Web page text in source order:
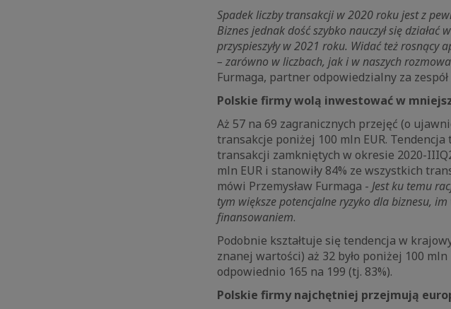
Spadek liczby transakcji w 2020 roku jest z
Biznes jednak dość szybko nauczył się
przyspieszyły w 2021 roku. Widać też rosnący
– zarówno w liczbach, jak i w naszych
Furmaga, partner odpowiedzialny za zespół
Polskie firmy wolą inwestować w
Aż 57 na 69 zagranicznych przejęć (o
transakcje poniżej 100 mln EUR.
transakcji zamkniętych w okresie 2020-
mln EUR i stanowiły 84% ze wszystkich
mówi Przemysław Furmaga - Jest ku temu
tym większe potencjalne ryzyko dla biznesu,
finansowaniem.
Podobnie kształtuje się tendencja w
znanej wartości) aż 32 było poniżej 100 mln
odpowiednio 165 na 199 (tj. 83%).
Polskie firmy najchętniej przejmują